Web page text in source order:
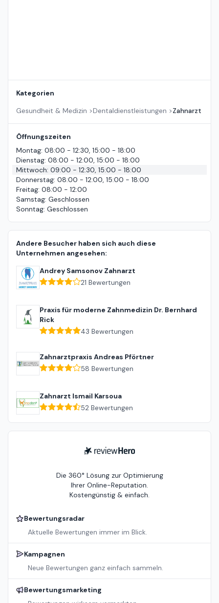
Kategorien
Gesundheit & Medizin >Dentaldienstleistungen >Zahnarzt
Öffnungszeiten
Montag: 08:00 - 12:30, 15:00 - 18:00
Dienstag: 08:00 - 12:00, 15:00 - 18:00
Mittwoch: 09:00 - 12:30, 15:00 - 18:00
Donnerstag: 08:00 - 12:00, 15:00 - 18:00
Freitag: 08:00 - 12:00
Samstag: Geschlossen
Sonntag: Geschlossen
Andere Besucher haben sich auch diese
Unternehmen angesehen:
Andrey Samsonov Zahnarzt
21 Bewertungen
Praxis für moderne Zahnmedizin Dr. Bernhard
Rick
43 Bewertungen
Zahnarztpraxis Andreas Pförtner
58 Bewertungen
Zahnarzt Ismail Karsoua
52 Bewertungen
ReviewHero
Die 360° Lösung zur Optimierung
Ihrer Online-Reputation.
Kostengünstig & einfach.
Bewertungsradar
Aktuelle Bewertungen immer im Blick.
Kampagnen
Neue Bewertungen ganz einfach sammeln.
Bewertungsmarketing